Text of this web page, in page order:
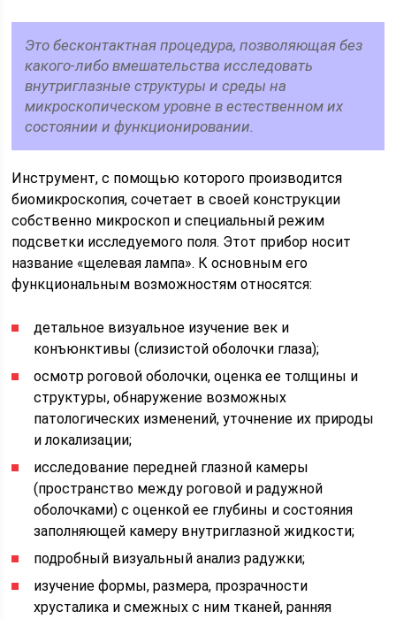
Это бесконтактная процедура, позволяющая без
какого-либо вмешательства исследовать
внутриглазные структуры и среды на
микроскопическом уровне в естественном их
состоянии и функционировании.
Инструмент, с помощью которого производится
биомикроскопия, сочетает в своей конструкции
собственно микроскоп и специальный режим
подсветки исследуемого поля. Этот прибор носит
название «щелевая лампа». К основным его
функциональным возможностям относятся:
детальное визуальное изучение век и
конъюнктивы (слизистой оболочки глаза);
осмотр роговой оболочки, оценка ее толщины и
структуры, обнаружение возможных
патологических изменений, уточнение их природы
и локализации;
исследование передней глазной камеры
(пространство между роговой и радужной
оболочками) с оценкой ее глубины и состояния
заполняющей камеру внутриглазной жидкости;
подробный визуальный анализ радужки;
изучение формы, размера, прозрачности
хрусталика и смежных с ним тканей, ранняя